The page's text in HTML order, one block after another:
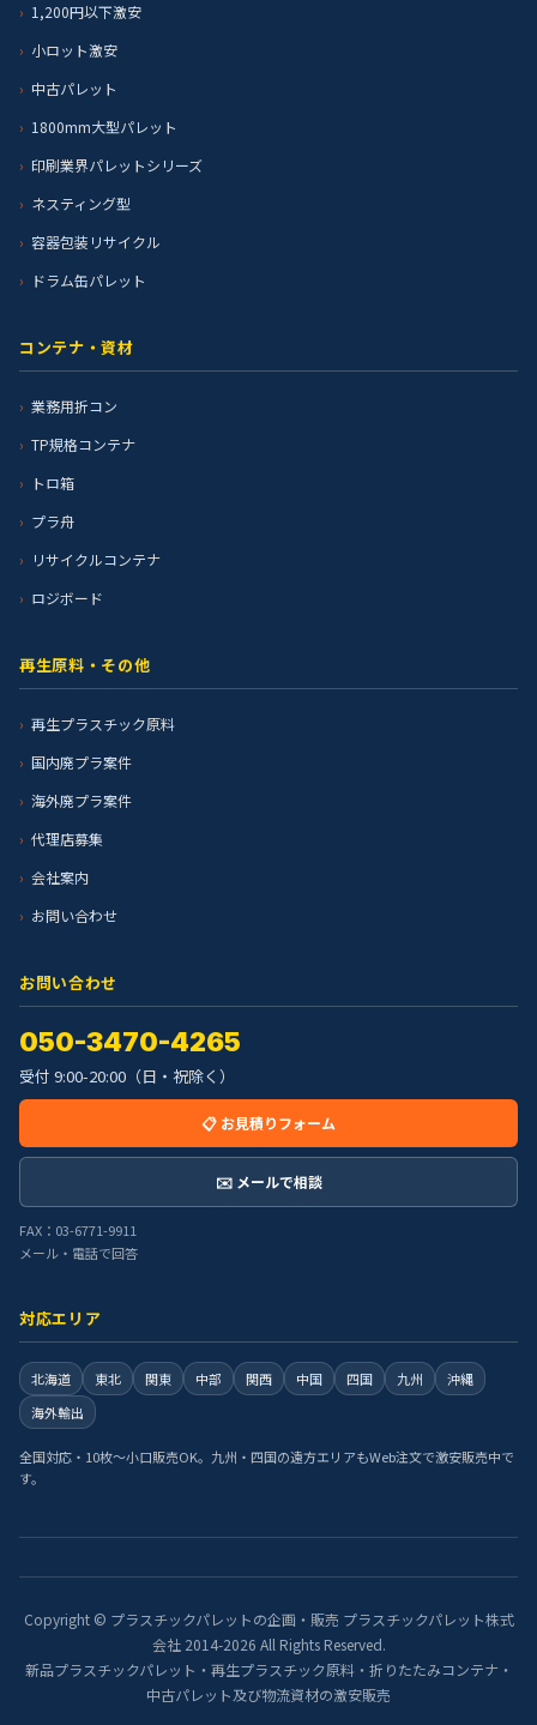
1,200円以下激安
小ロット激安
中古パレット
1800mm大型パレット
印刷業界パレットシリーズ
ネスティング型
容器包装リサイクル
ドラム缶パレット
コンテナ・資材
業務用折コン
TP規格コンテナ
トロ箱
プラ舟
リサイクルコンテナ
ロジボード
再生原料・その他
再生プラスチック原料
国内廃プラ案件
海外廃プラ案件
代理店募集
会社案内
お問い合わせ
お問い合わせ
050-3470-4265
受付 9:00-20:00（日・祝除く）
📋 お見積りフォーム
✉️ メールで相談
FAX：03-6771-9911
メール・電話で回答
対応エリア
北海道 東北 関東 中部 関西 中国 四国 九州
沖縄
海外輸出
全国対応・10枚〜小口販売OK。九州・四国の遠方エリアもWeb注文で激安販売中で
す。
Copyright © プラスチックパレットの企画・販売 プラスチックパレット株式
会社 2014-2026 All Rights Reserved.
新品プラスチックパレット・再生プラスチック原料・折りたたみコンテナ・
中古パレット及び物流資材の激安販売